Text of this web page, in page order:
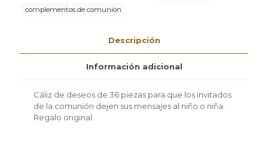
complementos de comunión
Descripción
Información adicional
Cáliz de deseos de 36 piezas para que los invitados
de la comunión dejen sus mensajes al niño o niña.
Regalo original.